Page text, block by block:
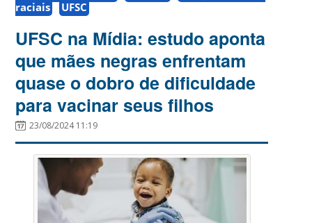
raciais
UFSC
UFSC na Mídia: estudo aponta
que mães negras enfrentam
quase o dobro de dificuldade
para vacinar seus filhos
23/08/2024 11:19